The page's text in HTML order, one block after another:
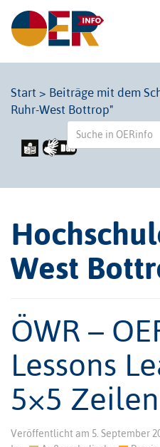
Start > Beiträge mit dem
Ruhr-West Bottrop"
West
ÖWR –
Lessons
5×5 Zeilen
Veröffentlicht am 5. September